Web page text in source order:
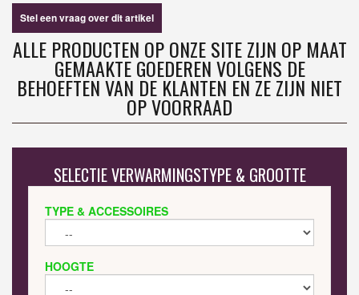
Stel een vraag over dit artikel
ALLE PRODUCTEN OP ONZE SITE ZIJN OP MAAT
GEMAAKTE GOEDEREN VOLGENS DE
BEHOEFTEN VAN DE KLANTEN EN ZE ZIJN NIET
OP VOORRAAD
SELECTIE VERWARMINGSTYPE & GROOTTE
TYPE & ACCESSOIRES
HOOGTE